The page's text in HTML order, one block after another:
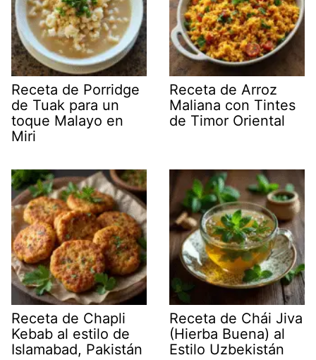
Receta de Porridge
de Tuak para un
toque Malayo en
Miri
Receta de Arroz
Maliana con Tintes
de Timor Oriental
Receta de Chapli
Kebab al estilo de
Islamabad, Pakistán
Receta de Chái Jiva
(Hierba Buena) al
Estilo Uzbekistán